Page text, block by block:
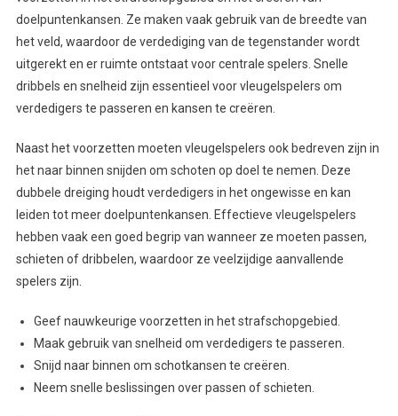
doelpuntenkansen. Ze maken vaak gebruik van de breedte van
het veld, waardoor de verdediging van de tegenstander wordt
uitgerekt en er ruimte ontstaat voor centrale spelers. Snelle
dribbels en snelheid zijn essentieel voor vleugelspelers om
verdedigers te passeren en kansen te creëren.
Naast het voorzetten moeten vleugelspelers ook bedreven zijn in
het naar binnen snijden om schoten op doel te nemen. Deze
dubbele dreiging houdt verdedigers in het ongewisse en kan
leiden tot meer doelpuntenkansen. Effectieve vleugelspelers
hebben vaak een goed begrip van wanneer ze moeten passen,
schieten of dribbelen, waardoor ze veelzijdige aanvallende
spelers zijn.
Geef nauwkeurige voorzetten in het strafschopgebied.
Maak gebruik van snelheid om verdedigers te passeren.
Snijd naar binnen om schotkansen te creëren.
Neem snelle beslissingen over passen of schieten.